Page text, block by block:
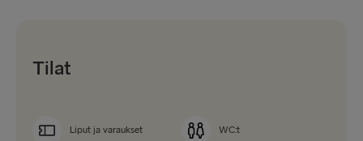
Tilat
Liput ja varaukset WC:t